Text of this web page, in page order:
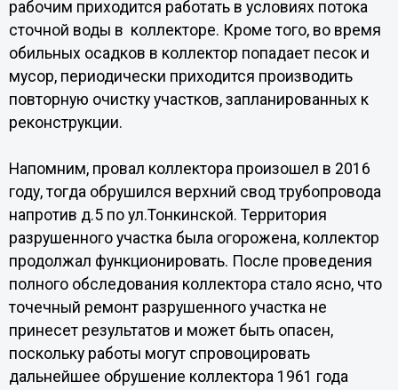
рабочим приходится работать в условиях потока
сточной воды в коллекторе. Кроме того, во время
обильных осадков в коллектор попадает песок и
мусор, периодически приходится производить
повторную очистку участков, запланированных к
реконструкции.
Напомним, провал коллектора произошел в 2016
году, тогда обрушился верхний свод трубопровода
напротив д.5 по ул.Тонкинской. Территория
разрушенного участка была огорожена, коллектор
продолжал функционировать. После проведения
полного обследования коллектора стало ясно, что
точечный ремонт разрушенного участка не
принесет результатов и может быть опасен,
поскольку работы могут спровоцировать
дальнейшее обрушение коллектора 1961 года